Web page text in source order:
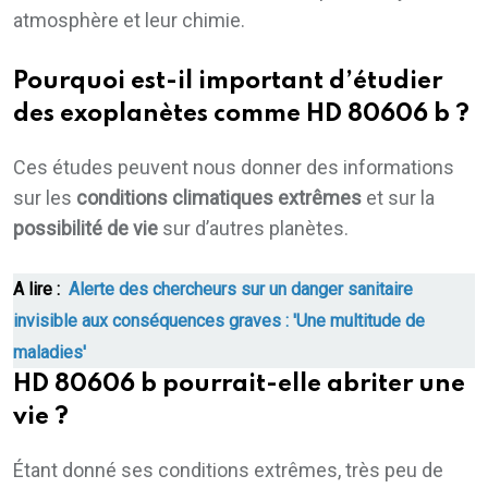
atmosphère et leur chimie.
Pourquoi est-il important d’étudier
des exoplanètes comme HD 80606 b ?
Ces études peuvent nous donner des informations
sur les conditions climatiques extrêmes et sur la
possibilité de vie sur d’autres planètes.
A lire : Alerte des chercheurs sur un danger sanitaire
invisible aux conséquences graves : 'Une multitude de
maladies'
HD 80606 b pourrait-elle abriter une
vie ?
Étant donné ses conditions extrêmes, très peu de